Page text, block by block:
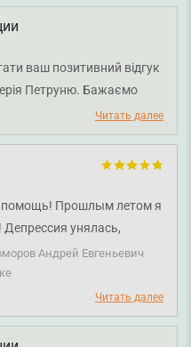
ваш позитивний відгук
Петруню. Бажаємо
Читать далее
помощь! Прошлым летом я
унялась,
панических атаках я
никакие
страшны!!) все лечится)
Андрей Евгеньевич
Читать далее